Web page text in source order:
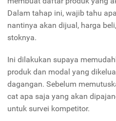
Dalam tahap ini, wajib tahu
nantinya akan dijual, harga
stoknya.
Ini dilakukan supaya
produk dan modal yang
dagangan. Sebelum
cat apa saja yang akan
untuk survei kompetitor.